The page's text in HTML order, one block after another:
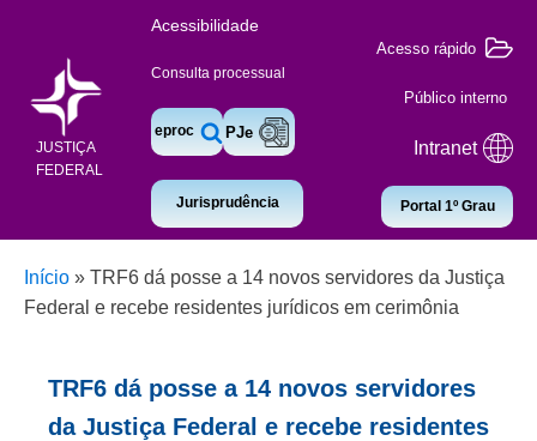
JUSTIÇA
FEDERAL
Acessibilidade
Consulta processual
eproc PJe
Jurisprudência
Acesso rápido
Público interno
Intranet
Portal 1º Grau
Início » TRF6 dá posse a 14 novos servidores da Justiça
Federal e recebe residentes jurídicos em cerimônia
TRF6 dá posse a 14 novos servidores
da Justiça Federal e recebe residentes